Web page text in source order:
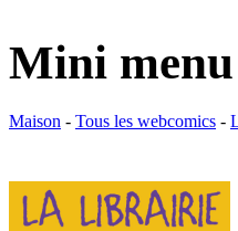
Mini menu
Maison - Tous les webcomics -